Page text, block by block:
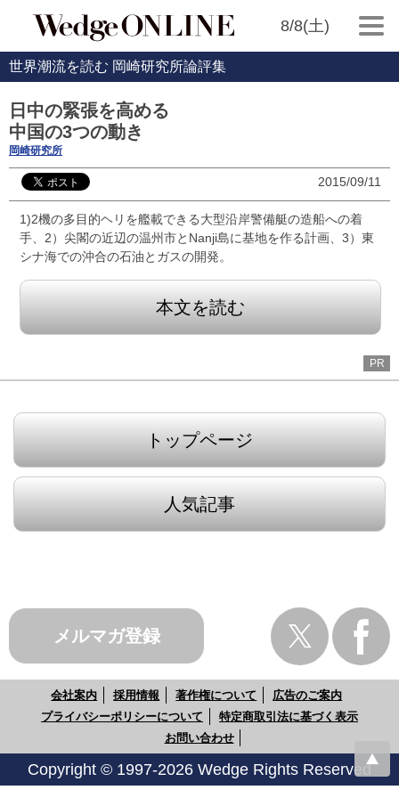
8/8(土)
世界潮流を読む 岡崎研究所論評集
日中の緊張を高める
中国の3つの動き
岡崎研究所
2015/09/11
1)2機の多目的ヘリを艦載できる大型沿岸警備艇の造船への着
手、2）尖閣の近辺の温州市とNanji島に基地を作る計画、3）東
シナ海での沖合の石油とガスの開発。
本文を読む
PR
トップページ
人気記事
メルマガ登録
会社案内 採用情報 著作権について
広告のご案内
プライバシーポリシーについて
特定商取引法に基づく表示
お問い合わせ
Copyright © 1997-2026 Wedge Rights Reserved